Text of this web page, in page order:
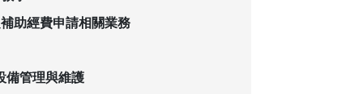
助經費申請相關業務
備管理與維護